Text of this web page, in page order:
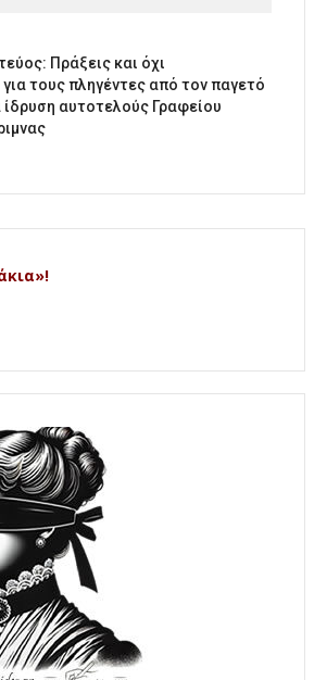
Πράξεις και όχι
τους πληγέντες από τον παγετό
αυτοτελούς Γραφείου